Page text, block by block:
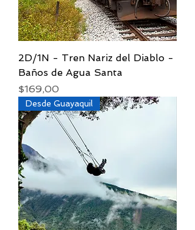
2D/1N - Tren Nariz del Diablo -
Baños de Agua Santa
Precio
$169,00
Desde Guayaquil